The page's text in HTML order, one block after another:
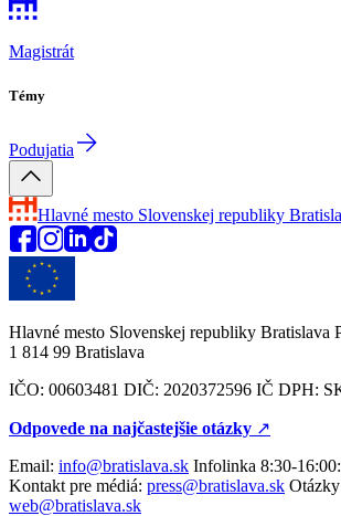
Magistrát
Témy
Podujatia
Hlavné mesto Slovenskej republiky
Hlavné mesto Slovenskej republiky Bratislava
1 814 99 Bratislava
IČO: 00603481 DIČ: 2020372596 IČ DPH:
Odpovede na najčastejšie otázky ↗︎
Email: info@bratislava.sk Infolinka 8:30-16:00:
Kontakt pre médiá: press@bratislava.sk
web@bratislava.sk